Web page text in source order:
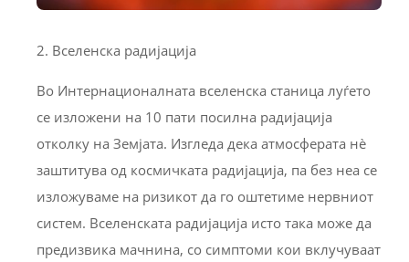
2. Вселенска радијација
Во Интернационалната вселенска станица луѓето
се изложени на 10 пати посилна радијација
отколку на Земјата. Изгледа дека атмосферата нè
заштитува од космичката радијација, па без неа се
изложуваме на ризикот да го оштетиме нервниот
систем. Вселенската радијација исто така може да
предизвика мачнина, со симптоми кои вклучуваат